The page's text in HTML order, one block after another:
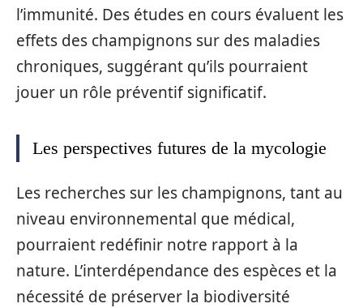
l’immunité. Des études en cours évaluent les
effets des champignons sur des maladies
chroniques, suggérant qu’ils pourraient
jouer un rôle préventif significatif.
Les perspectives futures de la mycologie
Les recherches sur les champignons, tant au
niveau environnemental que médical,
pourraient redéfinir notre rapport à la
nature. L’interdépendance des espèces et la
nécessité de préserver la biodiversité